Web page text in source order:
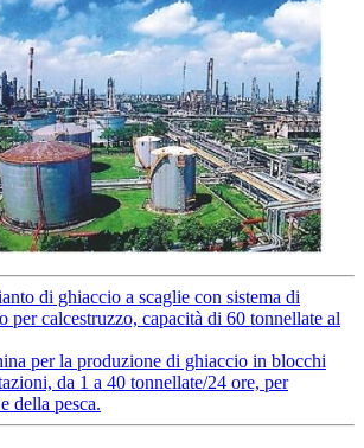
di ghiaccio a scaglie con sistema di
per calcestruzzo, capacità di 60 tonnellate al
per la produzione di ghiaccio in blocchi
da 1 a 40 tonnellate/24 ore, per
della pesca.